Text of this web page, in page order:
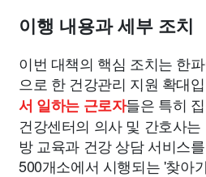
이행 내용과 세부 조치
이번 대책의 핵심 조치는 한
으로 한 건강관리 지원 확대
서 일하는 근로자들은 특히
건강센터의 의사 및 간호사
방 교육과 건강 상담 서비스
500개소에서 시행되는 '찾아